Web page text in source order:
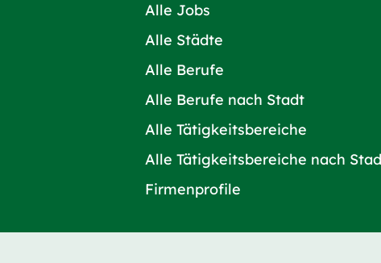
Alle Jobs
Alle Städte
Alle Berufe
Alle Berufe nach Stadt
Alle Tätigkeitsbereiche
Alle Tätigkeitsbereiche nach
Firmenprofile